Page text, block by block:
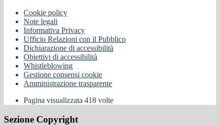
Cookie policy
Note legali
Informativa Privacy
Ufficio Relazioni con il Pubblico
Dichiarazione di accessibilità
Obiettivi di accessibilità
Whistleblowing
Gestione consensi cookie
Amministrazione trasparente
Pagina visualizzata 418 volte
Sezione Copyright